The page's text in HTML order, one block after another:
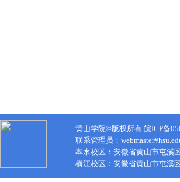
黄山学院©版权所有 皖ICP备
联系管理员：
率水校区：安徽省黄山市屯溪
横江校区：安徽省黄山市屯溪